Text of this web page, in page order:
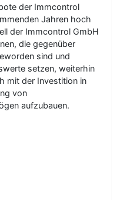
der Immcontrol
Jahren hoch
der Immcontrol GmbH
die gegenüber
sind und
setzen, weiterhin
mit der Investition in
von
aufzubauen.